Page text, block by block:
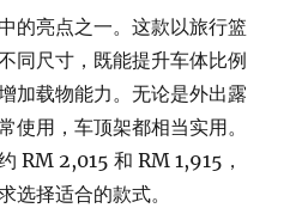
的亮点之一。这款以旅行篮
同尺寸，既能提升车体比例
加载物能力。无论是外出露
使用，车顶架都相当实用。
RM 2,015 和 RM 1,915，
选择适合的款式。